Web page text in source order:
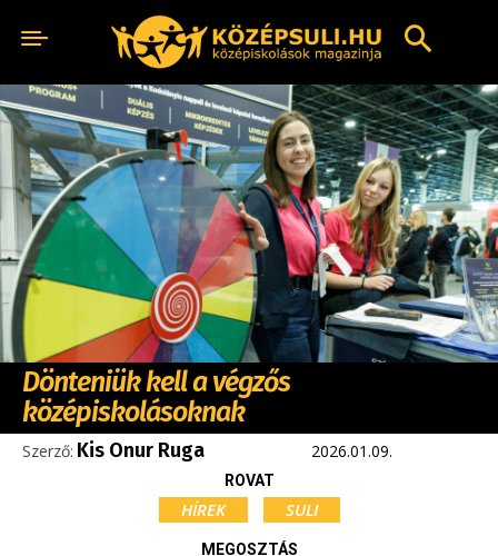
Dönteniük kell a végzős
középiskolásoknak
Szerző: Kis Onur Ruga 2026.01.09.
ROVAT
HÍREK SULI
MEGOSZTÁS